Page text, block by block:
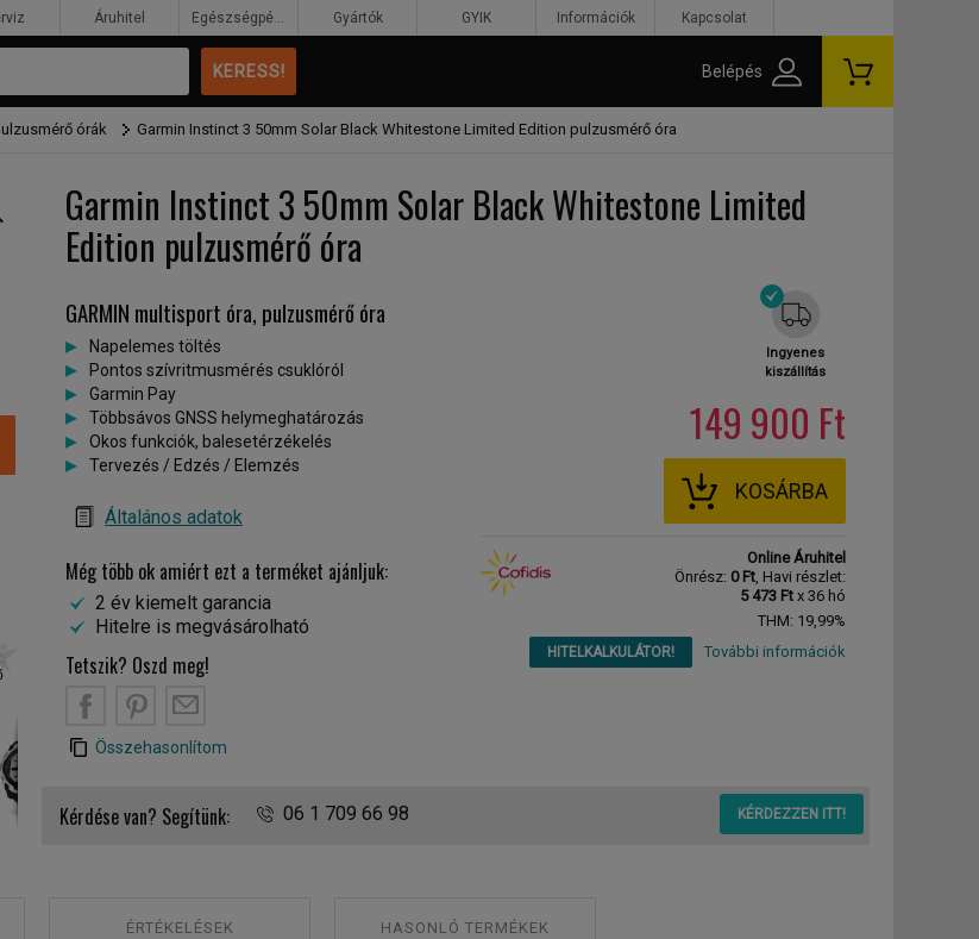
órák Garmin Instinct 3 50mm Solar Black Whitestone Limited Edition pulzusmérő óra
Garmin Instinct 3 50mm Solar Black Whitestone Limited
Edition pulzusmérő óra
Garmin Instinct 3 50mm Solar Black Whitestone Limited Edition pulzusmérő
Ingyenes
kiszállítás
149 900 Ft
KOSÁRBA
Online Áruhitel
Önrész: 0 Ft, Havi részlet:
5 473 Ft x 36 hó
THM: 19,99%
HITELKALKULÁTOR! További információk
GARMIN multisport óra, pulzusmérő óra
Napelemes töltés
Pontos szívritmusmérés csuklóról
Garmin Pay
Többsávos GNSS helymeghatározás
Okos funkciók, balesetérzékelés
Tervezés / Edzés / Elemzés
Általános adatok
Még több ok amiért ezt a terméket ajánljuk:
2 év kiemelt garancia
Hitelre is megvásárolható
Tetszik? Oszd meg!
Összehasonlítom
Kérdése van? Segítünk: 06 1 709 66 98 KÉRDEZZEN ITT!
ÉRTÉKELÉSEK HASONLÓ TERMÉKEK
Áruhitel Egészségpénztár Gyártók GYIK Információk Kapcsolat
Belépés